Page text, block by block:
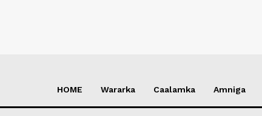
HOME Wararka Caalamka Amniga